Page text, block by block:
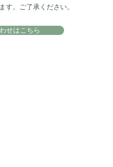
す。ご了承ください。
せはこちら